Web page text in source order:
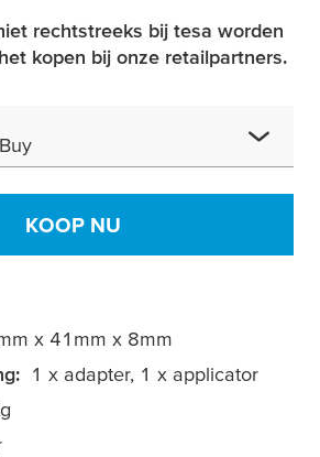
rechtstreeks bij tesa worden
kopen bij onze retailpartners.
KOOP NU
x 41mm x 8mm
1 x adapter, 1 x applicator